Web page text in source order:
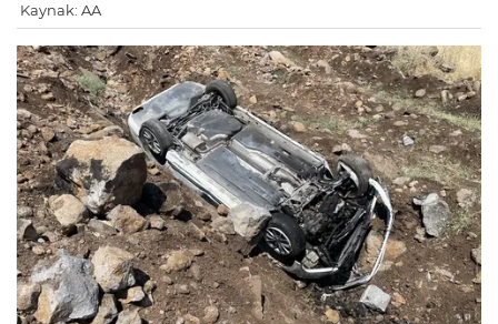
Kaynak: AA